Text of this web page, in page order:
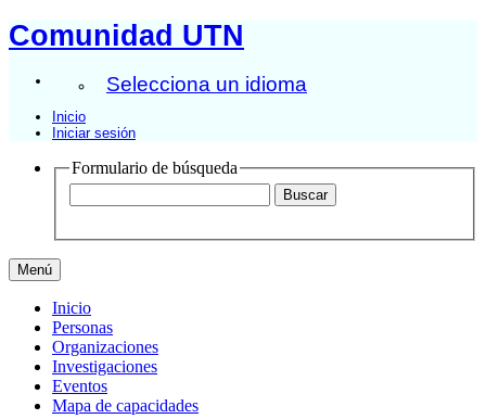
Comunidad UTN
Selecciona un idioma
Inicio
Iniciar sesión
Formulario de búsqueda
Menú
Inicio
Personas
Organizaciones
Investigaciones
Eventos
Mapa de capacidades